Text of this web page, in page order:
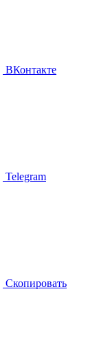
ВКонтакте
Telegram
Скопировать